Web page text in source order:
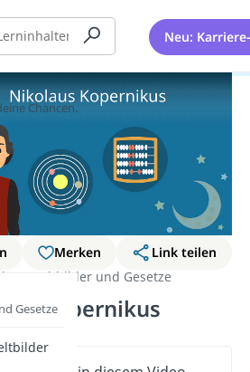
Neu:
Merken
Link teilen
Weltbilder und Gesetze
Kopernikus
Chancen.
Gesetze